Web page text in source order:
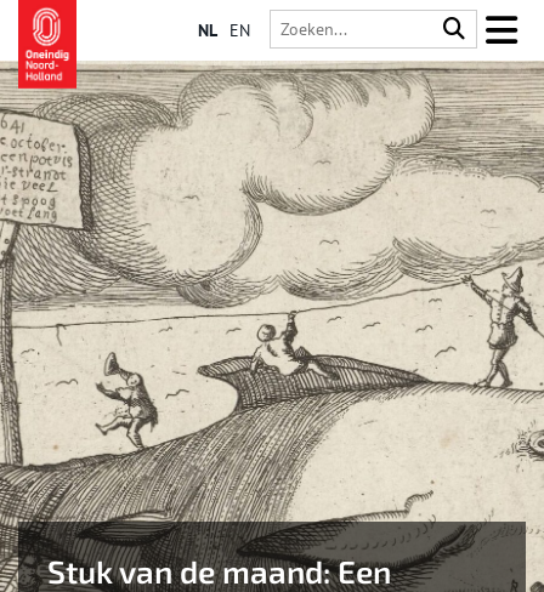
NL EN
Stuk van de maand: Een